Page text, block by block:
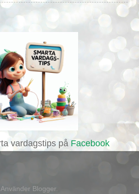
vardagstips på Facebook
Använder Blogger.